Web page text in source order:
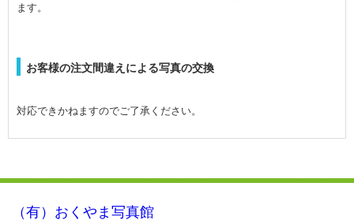
ます。
お客様の注文間違えによる写真の交換
対応できかねますのでご了承ください。
（有）おくやま写真館